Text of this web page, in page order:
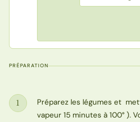
PRÉPARATION
Étape
1
Préparez les légumes et
vapeur 15 minutes à 100° ).